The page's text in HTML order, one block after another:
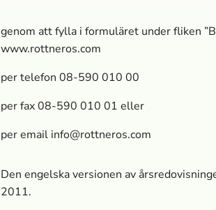
genom att fylla i formuläret under fliken
www.rottneros.com
per telefon 08-590 010 00
per fax 08-590 010 01 eller
per email info@rottneros.com
Den engelska versionen av
2011.